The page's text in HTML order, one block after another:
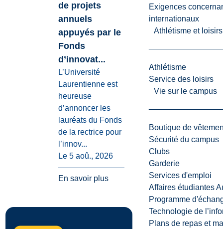
Exigences
internationaux
Athlétisme et
Athlétisme
Service des loisirs
Vie sur le campus
Boutique de
Sécurité du campus
Clubs
Garderie
Services d'emploi
Affaires étudiantes
Programme
Technologie de
Plans de repas et
de projets
annuels
appuyés par le
Fonds
d’innovat...
L’Université
Laurentienne est
heureuse
d’annoncer les
lauréats du Fonds
de la rectrice pour
l’innov...
Le 5 aoû., 2026
En savoir plus